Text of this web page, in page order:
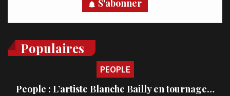
S'abonner
Populaires
PEOPLE
People : L’artiste Blanche Bailly en tournage…